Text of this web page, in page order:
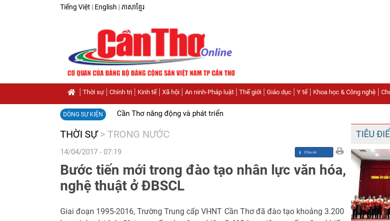
Tiếng Việt | English | ភាសាខ្មែរ
Thời sự Chính trị Kinh tế Xã hội An ninh-Pháp luật Thế giới Giáo dục Y tế Khoa học & Công nghệ
DÒNG SỰ KIỆN Cần Thơ năng động và phát triển
THỜI SỰ > TRONG NƯỚC
14/04/2017 - 07:19
Bước tiến mới trong đào tạo nhân lực văn hóa,
nghệ thuật ở ĐBSCL
Giai đoạn 1995-2016, Trường Trung cấp VHNT Cần Thơ đã đào tạo khoảng 3.200
TIÊU